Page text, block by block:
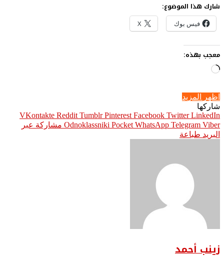
شارك هذا الموضوع:
فيس بوك X
معجب بهذه:
جاري
اظهر المزيد
شاركها
Facebook Twitter LinkedIn
Pinterest
Odnoklassniki Pocket WhatsApp Telegram Viber
مشاركة عبر
البريد طباعة
زينب أحمد